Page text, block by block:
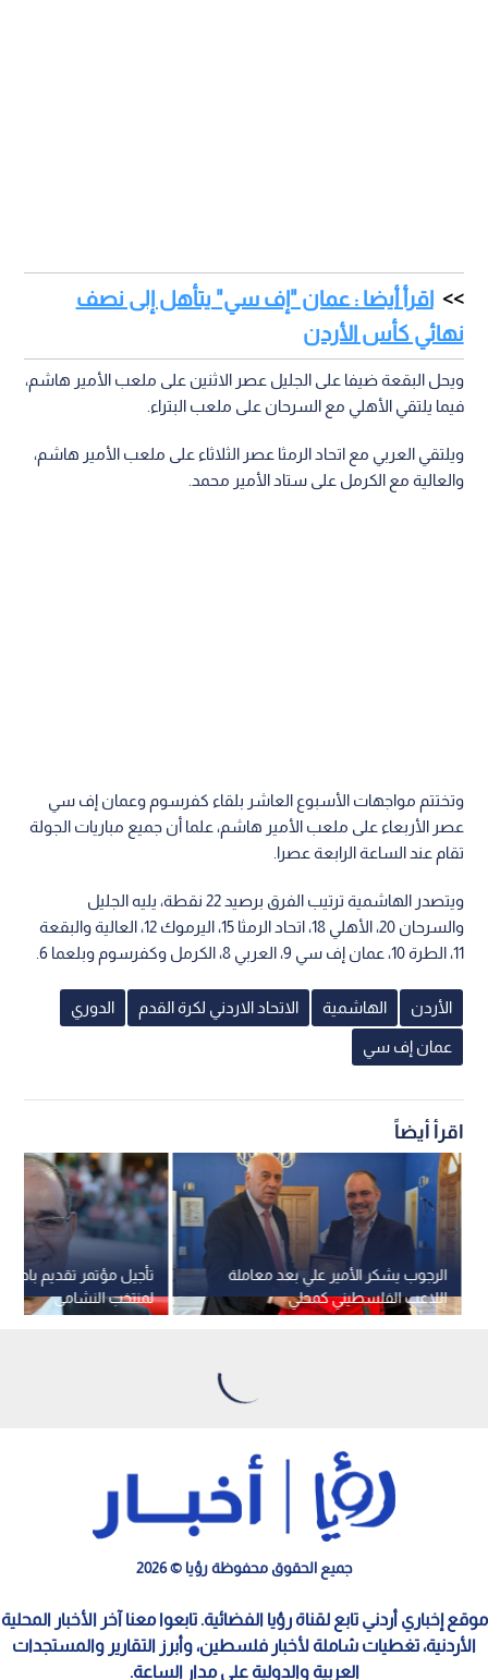
اقرأ أيضا : عمان "إف سي" يتأهل إلى نصف
نهائي كأس الأردن
ويحل البقعة ضيفا على الجليل عصر الاثنين على ملعب الأمير هاشم،
فيما يلتقي الأهلي مع السرحان على ملعب البتراء.
ويلتقي العربي مع اتحاد الرمثا عصر الثلاثاء على ملعب الأمير هاشم،
والعالية مع الكرمل على ستاد الأمير محمد.
وتختتم مواجهات الأسبوع العاشر بلقاء كفرسوم وعمان إف سي
عصر الأربعاء على ملعب الأمير هاشم، علما أن جميع مباريات الجولة
تقام عند الساعة الرابعة عصرا.
ويتصدر الهاشمية ترتيب الفرق برصيد 22 نقطة، يليه الجليل
والسرحان 20، الأهلي 18، اتحاد الرمثا 15، اليرموك 12، العالية والبقعة
11، الطرة 10، عمان إف سي 9، العربي 8، الكرمل وكفرسوم وبلعما 6.
الأردن الهاشمية الاتحاد الاردني لكرة القدم الدوري
عمان إف سي
اقرأ أيضاً
تأجيل مؤتمر تقديم بادو
لمنتخب النشامى
الرجوب يشكر الأمير علي بعد معاملة
اللاعب الفلسطيني كمحلي
جميع الحقوق محفوظة رؤيا © 2026
موقع إخباري أردني تابع لقناة رؤيا الفضائية. تابعوا معنا آخر الأخبار المحلية
الأردنية، تغطيات شاملة لأخبار فلسطين، وأبرز التقارير والمستجدات
العربية والدولية على مدار الساعة.